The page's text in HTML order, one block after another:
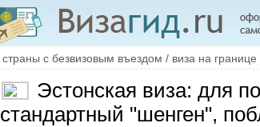
страны с безвизовым въездом / виза на границе
Эстонская виза: для
стандартный "шенген",